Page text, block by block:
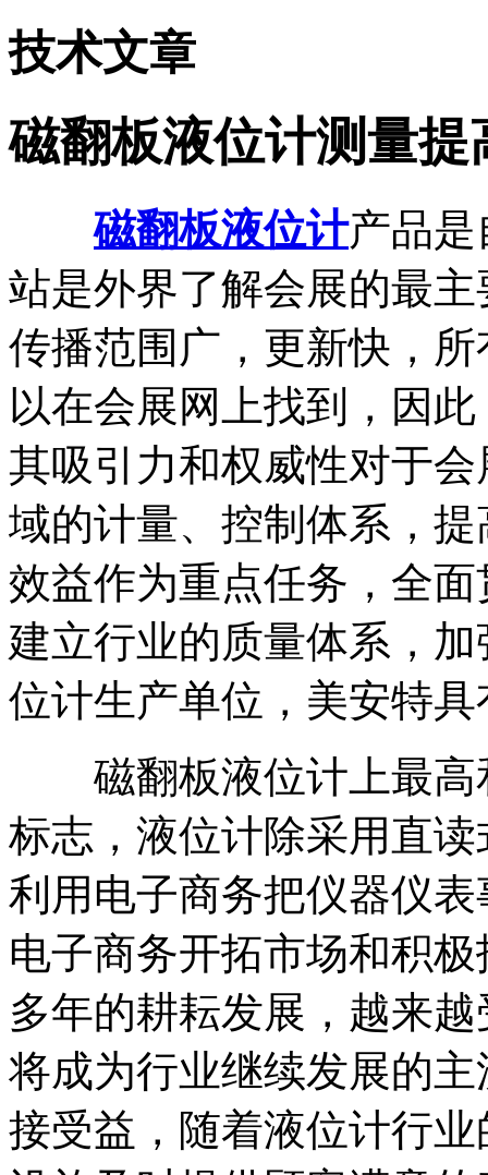
技术文章
磁翻板液位计测量
磁翻板液位计产品是
站是外界了解会展的最
传播范围广，更新快，
以在会展网上找到，因
其吸引力和权威性对于
域的计量、控制体系，
效益作为重点任务，全
建立行业的质量体系，
位计生产单位，美安特
磁翻板液位计上最高
标志，液位计除采用直
利用电子商务把仪器仪
电子商务开拓市场和积
多年的耕耘发展，越来
将成为行业继续发展的
接受益，随着液位计行